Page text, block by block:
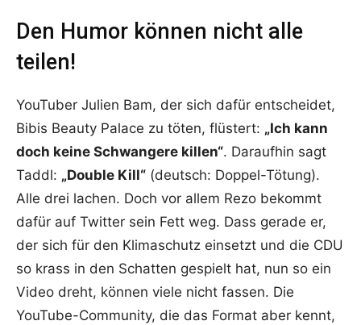
Den Humor können nicht alle
teilen!
YouTuber Julien Bam, der sich dafür entscheidet,
Bibis Beauty Palace zu töten, flüstert: „Ich kann
doch keine Schwangere killen“. Daraufhin sagt
Taddl: „Double Kill“ (deutsch: Doppel-Tötung).
Alle drei lachen. Doch vor allem Rezo bekommt
dafür auf Twitter sein Fett weg. Dass gerade er,
der sich für den Klimaschutz einsetzt und die CDU
so krass in den Schatten gespielt hat, nun so ein
Video dreht, können viele nicht fassen. Die
YouTube-Community, die das Format aber kennt,